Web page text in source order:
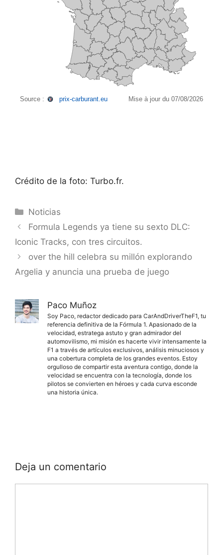
Crédito de la foto: Turbo.fr.
Categorías
Noticias
Formula Legends ya tiene su sexto DLC:
Iconic Tracks, con tres circuitos.
over the hill celebra su millón explorando
Argelia y anuncia una prueba de juego
Paco Muñoz
Soy Paco, redactor dedicado para CarAndDriverTheF1, tu
referencia definitiva de la Fórmula 1. Apasionado de la
velocidad, estratega astuto y gran admirador del
automovilismo, mi misión es hacerte vivir intensamente la
F1 a través de artículos exclusivos, análisis minuciosos y
una cobertura completa de los grandes eventos. Estoy
orgulloso de compartir esta aventura contigo, donde la
velocidad se encuentra con la tecnología, donde los
pilotos se convierten en héroes y cada curva esconde
una historia única.
Deja un comentario